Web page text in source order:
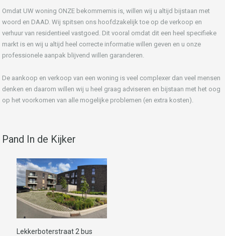
Omdat UW woning ONZE bekommernis is, willen wij u altijd bijstaan met
woord en DAAD. Wij spitsen ons hoofdzakelijk toe op de verkoop en
verhuur van residentieel vastgoed. Dit vooral omdat dit een heel specifieke
markt is en wij u altijd heel correcte informatie willen geven en u onze
professionele aanpak blijvend willen garanderen.
De aankoop en verkoop van een woning is veel complexer dan veel mensen
denken en daarom willen wij u heel graag adviseren en bijstaan met het oog
op het voorkomen van alle mogelijke problemen (en extra kosten).
Pand In de Kijker
Lekkerboterstraat 2 bus